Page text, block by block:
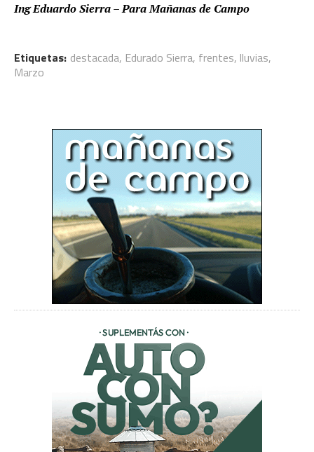
Ing Eduardo Sierra – Para Mañanas de Campo
Etiquetas: destacada, Edurado Sierra, frentes, lluvias,
Marzo